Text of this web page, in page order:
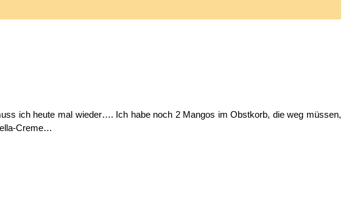
ich heute mal wieder…. Ich habe noch 2 Mangos im Obstkorb, die weg müssen,
Creme…